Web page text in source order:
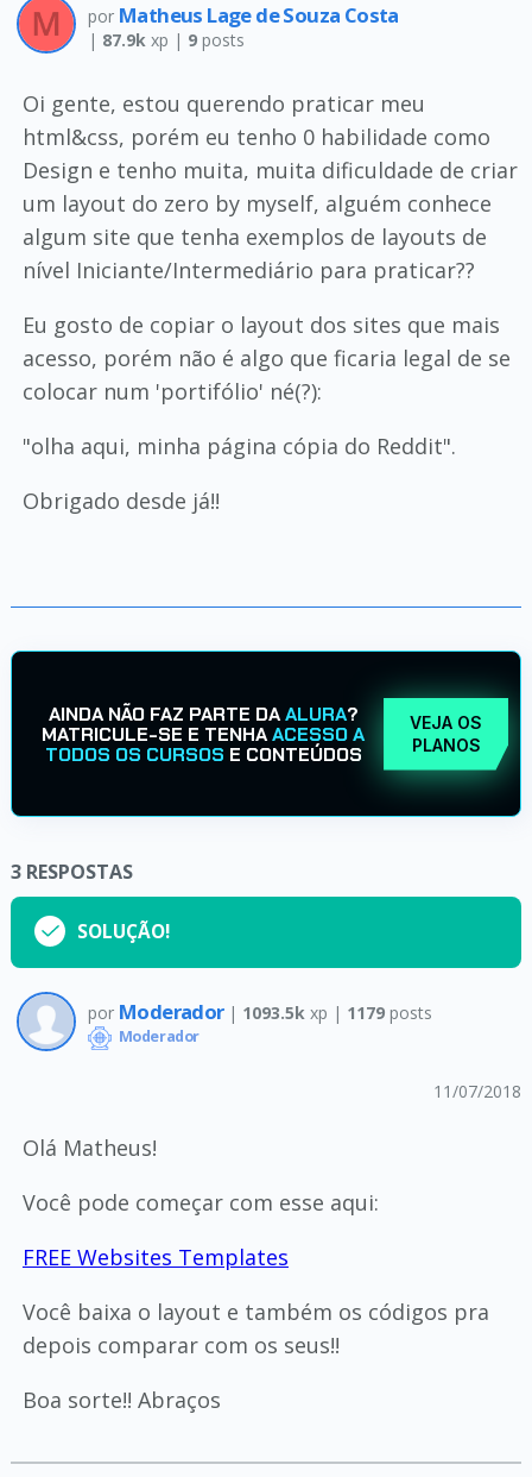
por Matheus Lage de Souza Costa
| 87.9kxp | 9posts
Oi gente, estou querendo praticar meu
html&css, porém eu tenho 0 habilidade como
Design e tenho muita, muita dificuldade de criar
um layout do zero by myself, alguém conhece
algum site que tenha exemplos de layouts de
nível Iniciante/Intermediário para praticar??
Eu gosto de copiar o layout dos sites que mais
acesso, porém não é algo que ficaria legal de se
colocar num 'portifólio' né(?):
"olha aqui, minha página cópia do Reddit".
Obrigado desde já!!
AINDA NÃO FAZ PARTE DAALURA?
MATRICULE-SE E TENHAACESSO A
TODOS OS CURSOS E CONTEÚDOS
VEJA OS
PLANOS
3 RESPOSTAS
SOLUÇÃO!
por Moderador | 1093.5k xp | 1179posts
Moderador
11/07/2018
Olá Matheus!
Você pode começar com esse aqui:
FREE Websites Templates
Você baixa o layout e também os códigos pra
depois comparar com os seus!!
Boa sorte!! Abraços